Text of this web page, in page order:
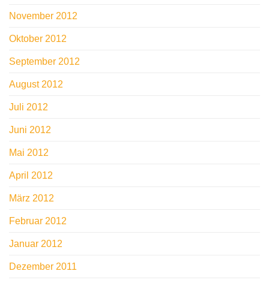
November 2012
Oktober 2012
September 2012
August 2012
Juli 2012
Juni 2012
Mai 2012
April 2012
März 2012
Februar 2012
Januar 2012
Dezember 2011